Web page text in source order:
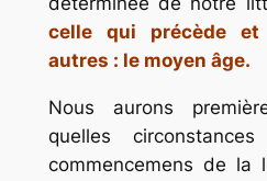
celle qui précède
autres : le moyen âge.
Nous aurons
quelles
commencemens de la